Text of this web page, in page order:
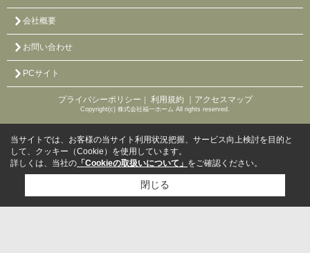
会社概要
お問い合わせ
PCサイト
プライバシーポリシー ｜ 利用規約 ｜アクセスマップ
Copyright(c) 株式会社福一ホーム All rights reserved.
当サイトでは、お客様の当サイト利用状況把握、サービス向上検討を目的と
して、クッキー（Cookie）を使用しています。
詳しくは、当社の 「Cookieの取扱いについて」 をご確認ください。
閉じる